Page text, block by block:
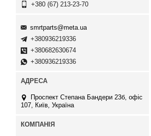
+380 (67) 213-23-70
smrtparts@meta.ua
+380936219336
+380682630674
+380936219336
Проспект Степана Бандери 23б, офіс
107, Київ, Україна